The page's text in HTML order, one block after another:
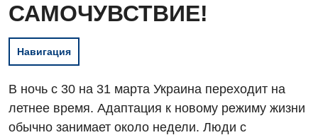
САМОЧУВСТВИЕ!
Навигация
В ночь с 30 на 31 марта Украина переходит на
летнее время. Адаптация к новому режиму жизни
обычно занимает около недели. Люди с